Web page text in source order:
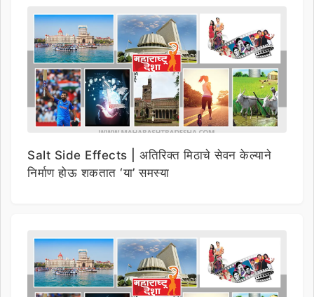
Salt Side Effects | अतिरिक्त मिठाचे सेवन केल्याने
निर्माण होऊ शकतात ‘या’ समस्या